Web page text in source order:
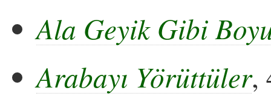
Ala Geyik Gibi
Arabayı Yörüttüler,